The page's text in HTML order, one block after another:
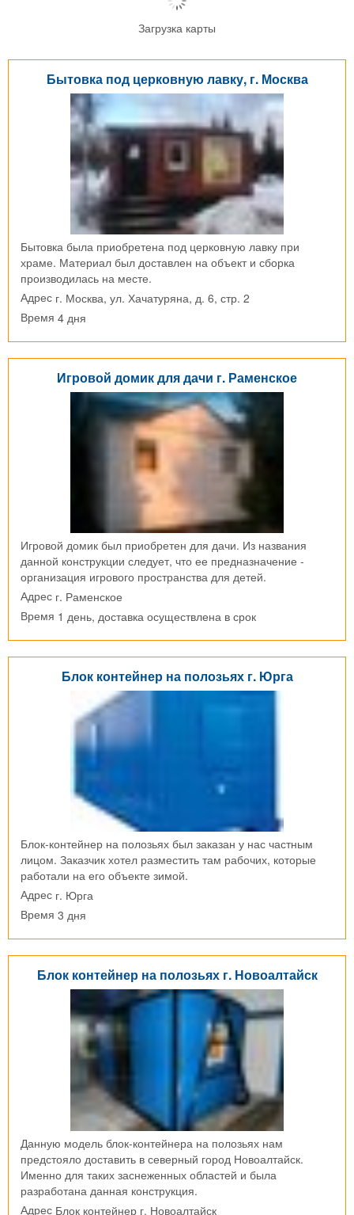
Загрузка карты
Бытовка под церковную лавку, г. Москва
Бытовка была приобретена под церковную лавку при
храме. Материал был доставлен на объект и сборка
производилась на месте.
Адрес г. Москва, ул. Хачатуряна, д. 6, стр. 2
Время 4 дня
Игровой домик для дачи г. Раменское
Игровой домик был приобретен для дачи. Из названия
данной конструкции следует, что ее предназначение -
организация игрового пространства для детей.
Адрес г. Раменское
Время 1 день, доставка осуществлена в срок
Блок контейнер на полозьях г. Юрга
Блок-контейнер на полозьях был заказан у нас частным
лицом. Заказчик хотел разместить там рабочих, которые
работали на его объекте зимой.
Адрес г. Юрга
Время 3 дня
Блок контейнер на полозьях г. Новоалтайск
Данную модель блок-контейнера на полозьях нам
предстояло доставить в северный город Новоалтайск.
Именно для таких заснеженных областей и была
разработана данная конструкция.
Адрес Блок контейнер г. Новоалтайск